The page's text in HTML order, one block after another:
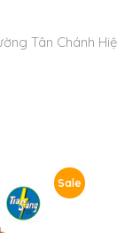
Tân Chánh
Sale